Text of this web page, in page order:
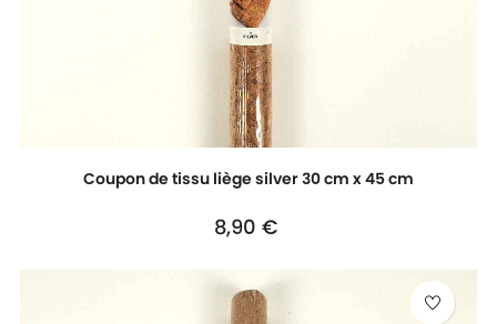
Coupon de tissu liège silver 30 cm x 45 cm
Prix
8,90 €